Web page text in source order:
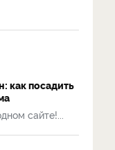
как посадить
сайте!...